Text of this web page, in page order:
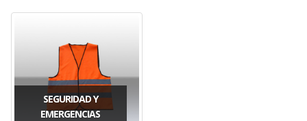
SEGURIDAD Y
EMERGENCIAS